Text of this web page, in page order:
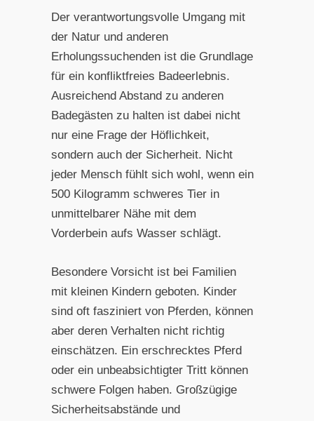
Der verantwortungsvolle Umgang mit
der Natur und anderen
Erholungssuchenden ist die Grundlage
für ein konfliktfreies Badeerlebnis.
Ausreichend Abstand zu anderen
Badegästen zu halten ist dabei nicht
nur eine Frage der Höflichkeit,
sondern auch der Sicherheit. Nicht
jeder Mensch fühlt sich wohl, wenn ein
500 Kilogramm schweres Tier in
unmittelbarer Nähe mit dem
Vorderbein aufs Wasser schlägt.
Besondere Vorsicht ist bei Familien
mit kleinen Kindern geboten. Kinder
sind oft fasziniert von Pferden, können
aber deren Verhalten nicht richtig
einschätzen. Ein erschrecktes Pferd
oder ein unbeabsichtigter Tritt können
schwere Folgen haben. Großzügige
Sicherheitsabstände und